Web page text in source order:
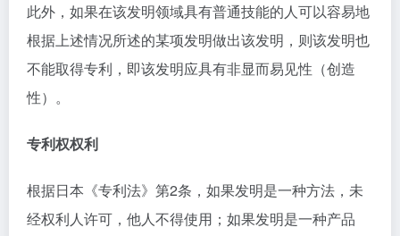
此外，如果在该发明领域具有普通技能的人可以容易地
根据上述情况所述的某项发明做出该发明，则该发明也
不能取得专利，即该发明应具有非显而易见性（创造
性）。
专利权权利
根据日本《专利法》第2条，如果发明是一种方法，未
经权利人许可，他人不得使用；如果发明是一种产品